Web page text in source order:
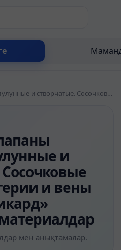
«эпикард. Клапаны сердца- полулунные и створчатые. Сосочковые мыщцы. Артерии и вены сердца. Перикард» белгісіндегі материалдар
и
и вены
материалдар
мен анықтамалар.